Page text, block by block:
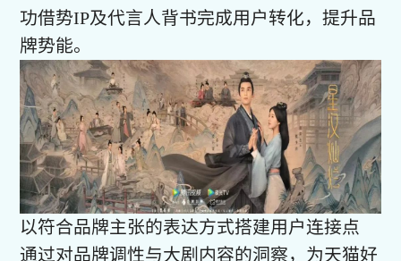
功借势IP及代言人背书完成用户转化，提升品
牌势能。
以符合品牌主张的表达方式搭建用户连接点
通过对品牌调性与大剧内容的洞察，为天猫好